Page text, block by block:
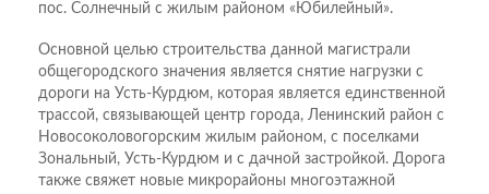
пос. Солнечный с жилым районом «Юбилейный».
Основной целью строительства данной магистрали
общегородского значения является снятие нагрузки с
дороги на Усть-Курдюм, которая является единственной
трассой, связывающей центр города, Ленинский район с
Новосоколовогорским жилым районом, с поселками
Зональный, Усть-Курдюм и с дачной застройкой. Дорога
также свяжет новые микрорайоны многоэтажной